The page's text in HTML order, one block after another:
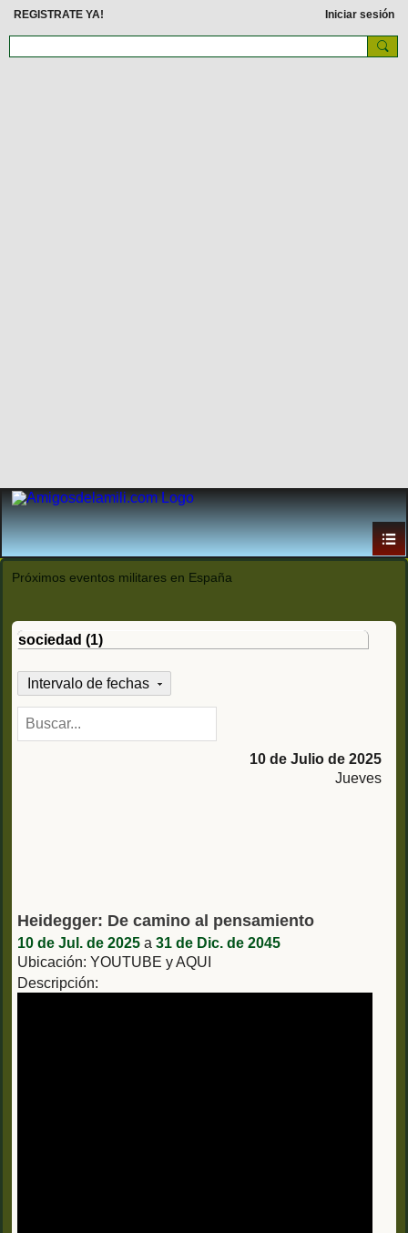
REGISTRATE YA! Iniciar sesión
Próximos eventos militares en España
sociedad (1)
Intervalo de fechas
10 de Julio de 2025
Jueves
Heidegger: De camino al pensamiento
10 de Jul. de 2025 a 31 de Dic. de 2045
Ubicación: YOUTUBE y AQUI
Descripción: